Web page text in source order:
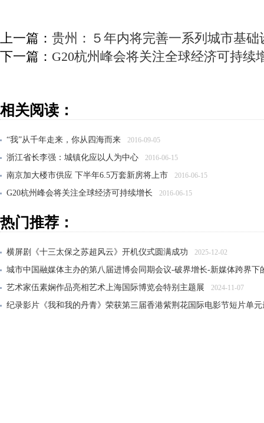
上一篇： 贵州：５年内将完善一系列城市基础
下一篇： G20杭州峰会将关注全球经济可持续
相关阅读：
“我”从千年走来，你从四海而来 2016-09-05
浙江省长李强：城镇化应以人为中心 2016-06-15
南京加大楼市供应 下半年6.5万套新房将上市 2016-06-15
G20杭州峰会将关注全球经济可持续增长 2016-06-15
热门推荐：
横屏剧《十三太保之苏超风云》开机仪式圆满成功 2025-12-02
城市中国融媒体主办的第八届进博会同期会议-破界增长-新媒体跨界下
艺术家伍素娴作品亮相艺术上海国际博览会特别主题展
2024-11-07
纪录影片《我和我的丹青》荣获第三届香港紫荆花国际电影节短片单